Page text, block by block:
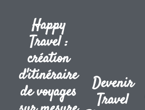
Happy
Travel :
création
d'itinéraire
de voyages
Devenir
Travel